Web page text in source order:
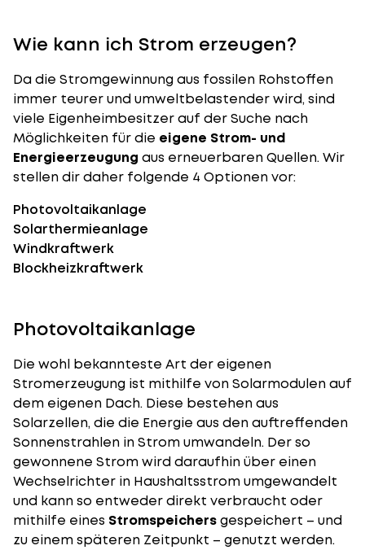
Wie kann ich Strom erzeugen?
Da die Stromgewinnung aus fossilen Rohstoffen
immer teurer und umweltbelastender wird, sind
viele Eigenheimbesitzer auf der Suche nach
Möglichkeiten für die eigene Strom- und
Energieerzeugung aus erneuerbaren Quellen. Wir
stellen dir daher folgende 4 Optionen vor:
Photovoltaikanlage
Solarthermieanlage
Windkraftwerk
Blockheizkraftwerk
Photovoltaikanlage
Die wohl bekannteste Art der eigenen
Stromerzeugung ist mithilfe vonSolarmodulenauf
dem eigenen Dach. Diese bestehen aus
Solarzellen, die die Energie aus den auftreffenden
Sonnenstrahlen in Strom umwandeln. Der so
gewonnene Strom wird daraufhin über einen
Wechselrichter in Haushaltsstrom umgewandelt
und kann so entweder direkt verbraucht oder
mithilfe eines Stromspeichersgespeichert – und
zu einem späteren Zeitpunkt – genutzt werden.